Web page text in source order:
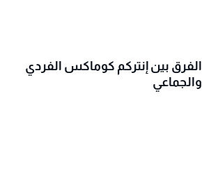
الفرق بين إنتركم كوماكس الفردي
والجماعي